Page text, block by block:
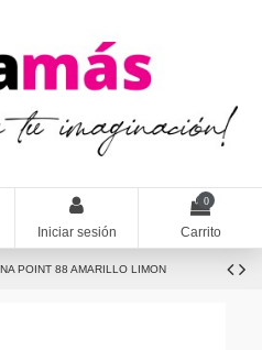
Iniciar sesión
0
Carrito
POINT 88 AMARILLO LIMON